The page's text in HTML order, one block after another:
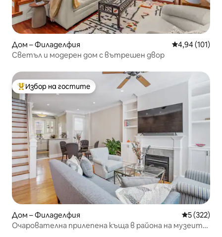
Дом – Филаделфия Средна
4,94 (101)
Светъл и модерен дом с вътрешен двор
Най-популярен избор на гостите
Избор на гостите
Дом – Филаделфия Средна
5 (322)
Очарователна прилепена къща в района на музеите